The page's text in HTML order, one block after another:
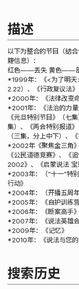
描述
以下为整合的节目（结
籍信息）：
红色——丢失 黄色——
*1999年：《<为了明天
2.22）、《行政复议法》
*2000年：《法律改变命
*2001年：《法治的力量
《元旦特别节目》（七
集）、《两会特别报道
（三集，分上中下）、
*2002年《聚焦金三角》
《公民道德竞赛》、《
2002》、《启蒙说法 宝
*2003年：（“十一”特
行动》
*2004年：（开播五周
*2005年：《自护训练
*2006年：《断案高手》
*2007年：《说法英雄会
*2009年：《记忆》
*2010年：《说法与您
搜索历史